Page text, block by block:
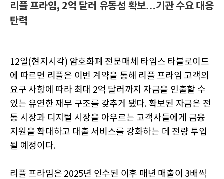
리플 프라임, 2억 달러 유동성 확보…기관 수요 대응
탄력
12일(현지시각) 암호화폐 전문매체 타임스 타블로이드
에 따르면 리플은 이번 계약을 통해 리플 프라임 고객의
요구 사항에 따라 최대 2억 달러까지 자금을 인출할 수
있는 유연한 재무 구조를 갖추게 됐다. 확보된 자금은 전
통 시장과 디지털 시장을 아우르는 고객사들에게 금융
지원을 확대하고 대출 서비스를 강화하는 데 전량 투입
될 예정이다.
리플 프라임은 2025년 인수된 이후 매년 매출이 3배씩